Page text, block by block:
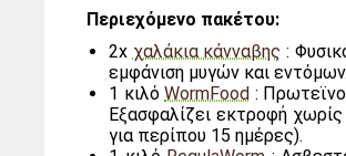
Περιεχόμενο πακέτου:
2x χαλάκια κάνναβης :
εμφάνιση μυγών και
1 κιλόWormFood :
Εξασφαλίζει εκτροφή
για περίπου 15 ημέρες).